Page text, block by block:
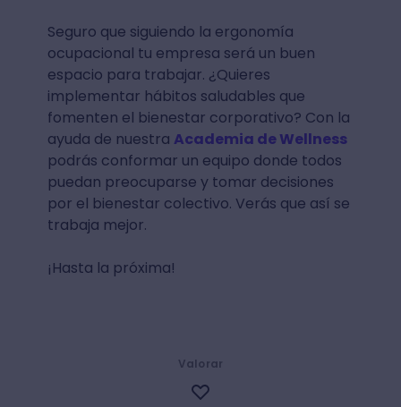
Seguro que siguiendo la ergonomía
ocupacional tu empresa será un buen
espacio para trabajar. ¿Quieres
implementar hábitos saludables que
fomenten el bienestar corporativo? Con la
ayuda de nuestra Academia de Wellness
podrás conformar un equipo donde todos
puedan preocuparse y tomar decisiones
por el bienestar colectivo. Verás que así se
trabaja mejor.
¡Hasta la próxima!
Valorar